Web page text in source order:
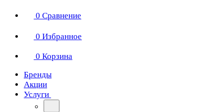
0 Сравнение
0 Избранное
0 Корзина
Бренды
Акции
Услуги